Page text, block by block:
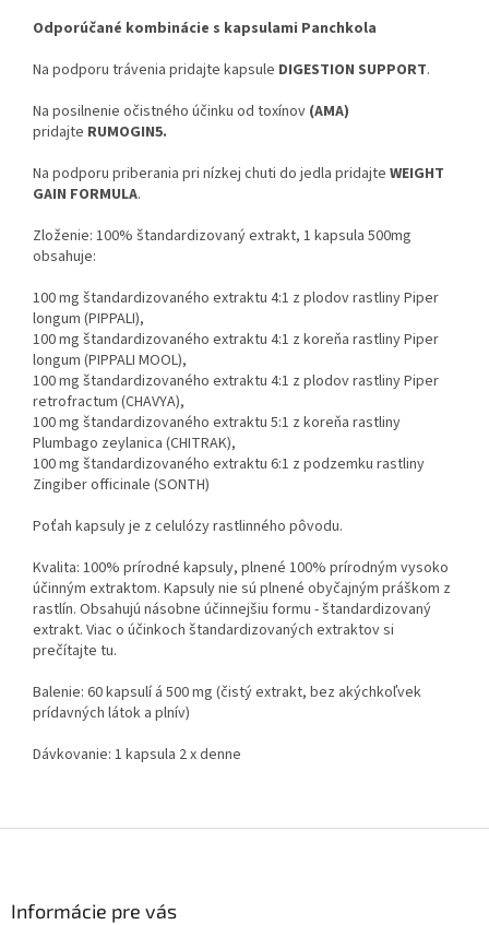
Odporúčané kombinácie s kapsulami Panchkola
Na podporu trávenia pridajte kapsule DIGESTION SUPPORT.
Na posilnenie očistného účinku od toxínov (AMA)
pridajte RUMOGIN5.
Na podporu priberania pri nízkej chuti do jedla pridajte WEIGHT
GAIN FORMULA.
Zloženie: 100% štandardizovaný extrakt, 1 kapsula 500mg
obsahuje:
100 mg štandardizovaného extraktu 4:1 z plodov rastliny Piper
longum (PIPPALI),
100 mg štandardizovaného extraktu 4:1 z koreňa rastliny Piper
longum (PIPPALI MOOL),
100 mg štandardizovaného extraktu 4:1 z plodov rastliny Piper
retrofractum (CHAVYA),
100 mg štandardizovaného extraktu 5:1 z koreňa rastliny
Plumbago zeylanica (CHITRAK),
100 mg štandardizovaného extraktu 6:1 z podzemku rastliny
Zingiber officinale (SONTH)
Poťah kapsuly je z celulózy rastlinného pôvodu.
Kvalita: 100% prírodné kapsuly, plnené 100% prírodným vysoko
účinným extraktom. Kapsuly nie sú plnené obyčajným práškom z
rastlín. Obsahujú násobne účinnejšiu formu - štandardizovaný
extrakt. Viac o účinkoch štandardizovaných extraktov si
prečítajte tu.
Balenie: 60 kapsulí á 500 mg (čistý extrakt, bez akýchkoľvek
prídavných látok a plnív)
Dávkovanie: 1 kapsula 2 x denne
Informácie pre vás